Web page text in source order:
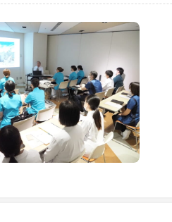
れるものではありませんの
までした！